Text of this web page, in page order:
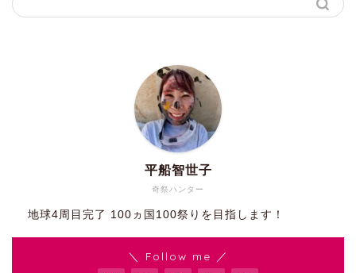
奇祭ハンター
平船智世子
地球4周目完了 100ヵ国100祭りを目指します！
＼ Follow me ／